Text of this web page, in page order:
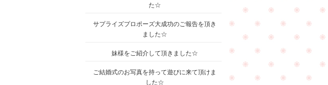
た☆
サプライズプロポーズ大成功のご報告を頂き
ました☆
妹様をご紹介して頂きました☆
ご結婚式のお写真を持って遊びに来て頂けま
した☆